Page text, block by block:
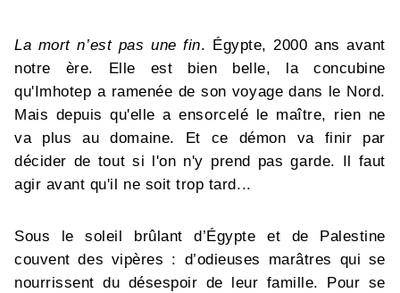
La mort n’est pas une fin. Égypte, 2000 ans avant
notre ère. Elle est bien belle, la concubine
qu'Imhotep a ramenée de son voyage dans le Nord.
Mais depuis qu'elle a ensorcelé le maître, rien ne
va plus au domaine. Et ce démon va finir par
décider de tout si l'on n'y prend pas garde. Il faut
agir avant qu'il ne soit trop tard...
Sous le soleil brûlant d’Égypte et de Palestine
couvent des vipères : d’odieuses marâtres qui se
nourrissent du désespoir de leur famille. Pour se